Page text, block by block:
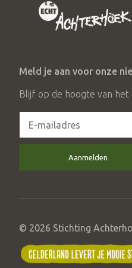
Meld je aan voor onze
Blijf op de hoogte van het
Aanmelden
© 2026 Stichting